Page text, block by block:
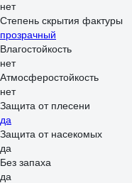
нет
Степень скрытия фактуры
прозрачный
Влагостойкость
нет
Атмосферостойкость
нет
Защита от плесени
да
Защита от насекомых
да
Без запаха
да